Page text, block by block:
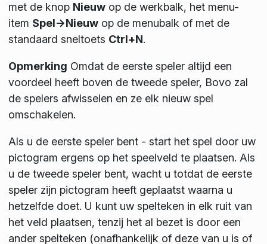
met de knop Nieuwop de werkbalk, het menu-
item Spel->Nieuwop de menubalk of met de
standaard sneltoets Ctrl+N.
Opmerking Omdat de eerste speler altijd een
voordeel heeft boven de tweede speler, Bovo zal
de spelers afwisselen en ze elk nieuw spel
omschakelen.
Als u de eerste speler bent - start het spel door uw
pictogram ergens op het speelveld te plaatsen. Als
u de tweede speler bent, wacht u totdat de eerste
speler zijn pictogram heeft geplaatst waarna u
hetzelfde doet. U kunt uw spelteken in elk ruit van
het veld plaatsen, tenzij het al bezet is door een
ander spelteken (onafhankelijk of deze van u is of